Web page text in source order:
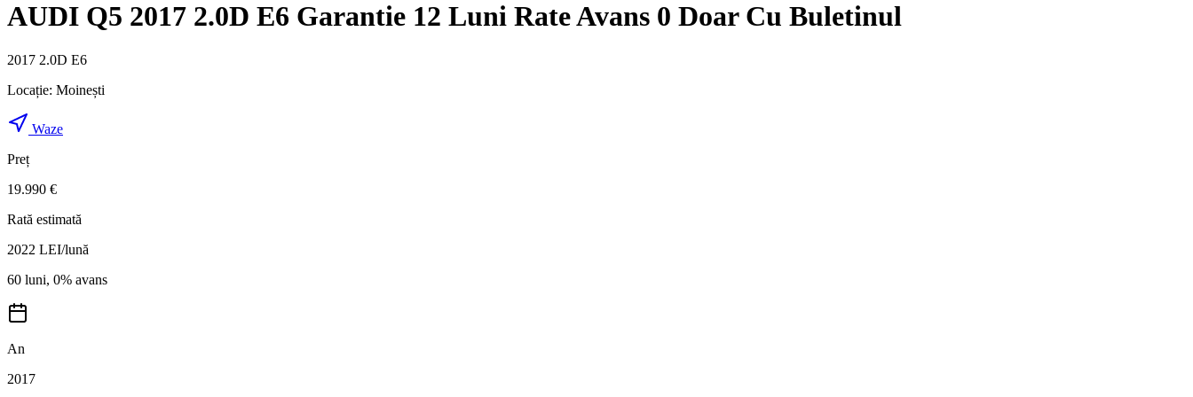
AUDI Q5 2017 2.0D E6 Garantie 12 Luni Rate Avans 0 Doar Cu Buletinul
2017 2.0D E6
Locație: Moinești
Waze
Preț
19.990 €
Rată estimată
2022 LEI/lună
60 luni, 0% avans
An
2017